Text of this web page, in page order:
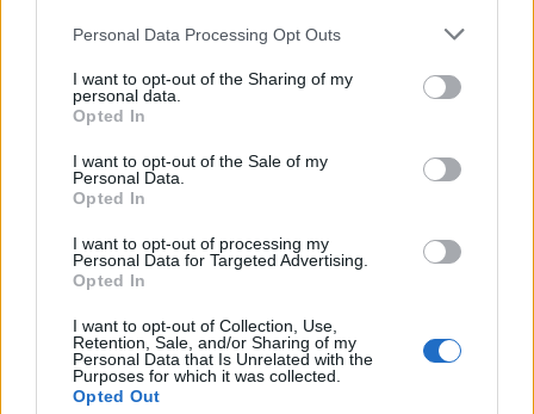
Please note that this website/app uses one or more Google
not limited to your visit or usage behaviour. You may click to
grant or deny consent to Google and its third-party tags to
use your data for below specified purposes in below Google
consent section.
Personal Data Processing Opt Outs
I want to opt-out of the Sharing of my
personal data.
Opted In
I want to opt-out of the Sale of my
Personal Data.
Opted In
I want to opt-out of processing my
Personal Data for Targeted Advertising.
Opted In
I want to opt-out of Collection, Use,
Retention, Sale, and/or Sharing of my
Personal Data that Is Unrelated with the
Purposes for which it was collected.
Opted Out
Categorie
Abrasivi
I prodotti abrasivi
Antincendio
Estintori
Valige pronto soccorso